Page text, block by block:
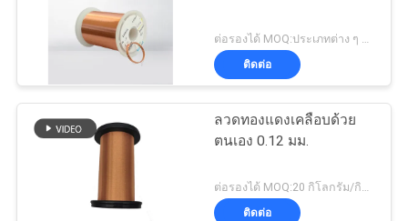
ติดต่อ
ลวดทองแดงเคลือบด้วย
ตนเอง 0.12 มม.
ติดต่อ